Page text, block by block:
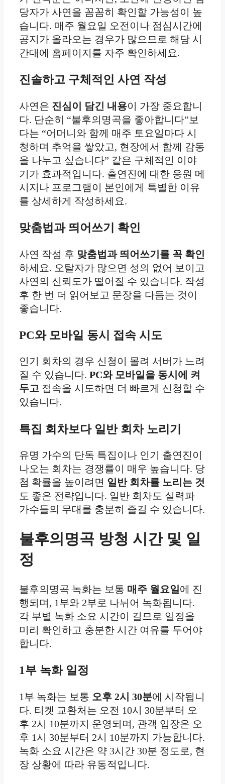
당자가 사연을 꼼꼼히 확인할 가능성이 높
습니다. 매주 월요일 오전이나 점심시간에
공지가 올라오는 경우가 많으므로 해당 시
간대에 홈페이지를 자주 확인하세요.
진솔하고 구체적인 사연 작성
사연은 진심이 담긴 내용이 가장 중요합니
다. 단순히 “불후의명곡을 좋아합니다”보
다는 “어머니와 함께 매주 토요일마다 시
청하며 추억을 쌓았고, 현장에서 함께 감동
을 나누고 싶습니다” 같은 구체적인 이야
기가 효과적입니다. 출연진에 대한 응원 메
시지나 프로그램이 본인에게 특별한 이유
를 상세하게 작성하세요.
맞춤법과 띄어쓰기 확인
사연 작성 후 맞춤법과 띄어쓰기를 꼭 확인
하세요. 오탈자가 많으면 성의 없어 보이고
사연의 신뢰도가 떨어질 수 있습니다. 작성
후 한 번 더 읽어보고 문장을 다듬는 것이
좋습니다.
PC와 모바일 동시 접속 시도
인기 회차의 경우 신청이 몰려 서버가 느려
질 수 있습니다. PC와 모바일을 동시에 켜
두고 접속을 시도하면 더 빠르게 신청할 수
있습니다.
특집 회차보다 일반 회차 노리기
유명 가수의 단독 특집이나 인기 출연진이
나오는 회차는 경쟁률이 매우 높습니다. 당
첨 확률을 높이려면 일반 회차를 노리는 것
도 좋은 전략입니다. 일반 회차도 실력파
가수들의 무대를 충분히 즐길 수 있습니다.
불후의명곡 방청 시간 및 일
정
불후의명곡 녹화는 보통 매주 월요일 에 진
행되며, 1부와 2부로 나뉘어 녹화됩니다.
각 부별 녹화 소요 시간이 길므로 일정을
미리 확인하고 충분한 시간 여유를 두어야
합니다.
1부 녹화 일정
1부 녹화는 보통 오후 2시 30분에 시작됩니
다. 티켓 교환처는 오전 10시 30분부터 오
후 2시 10분까지 운영되며, 관객 입장은 오
후 1시 30분부터 2시 10분까지 가능합니다.
녹화 소요 시간은 약 3시간 30분 정도로, 현
장 상황에 따라 유동적입니다.